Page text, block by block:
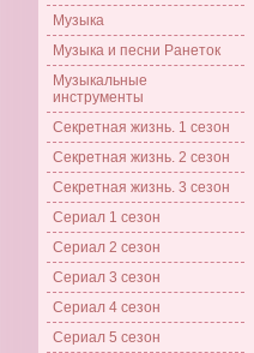
Музыка
Музыка и песни Ранеток
Музыкальные
инструменты
Секретная жизнь. 1 сезон
Секретная жизнь. 2 сезон
Секретная жизнь. 3 сезон
Сериал 1 сезон
Сериал 2 сезон
Сериал 3 сезон
Сериал 4 сезон
Сериал 5 сезон